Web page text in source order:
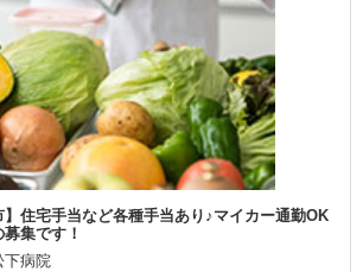
】住宅手当など各種手当あり♪マイカー通勤OK
集です！
病院